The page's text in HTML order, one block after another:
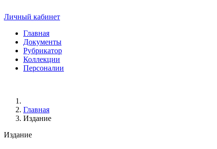
Личный кабинет
Главная
Документы
Рубрикатор
Коллекции
Персоналии
Главная
Издание
Издание